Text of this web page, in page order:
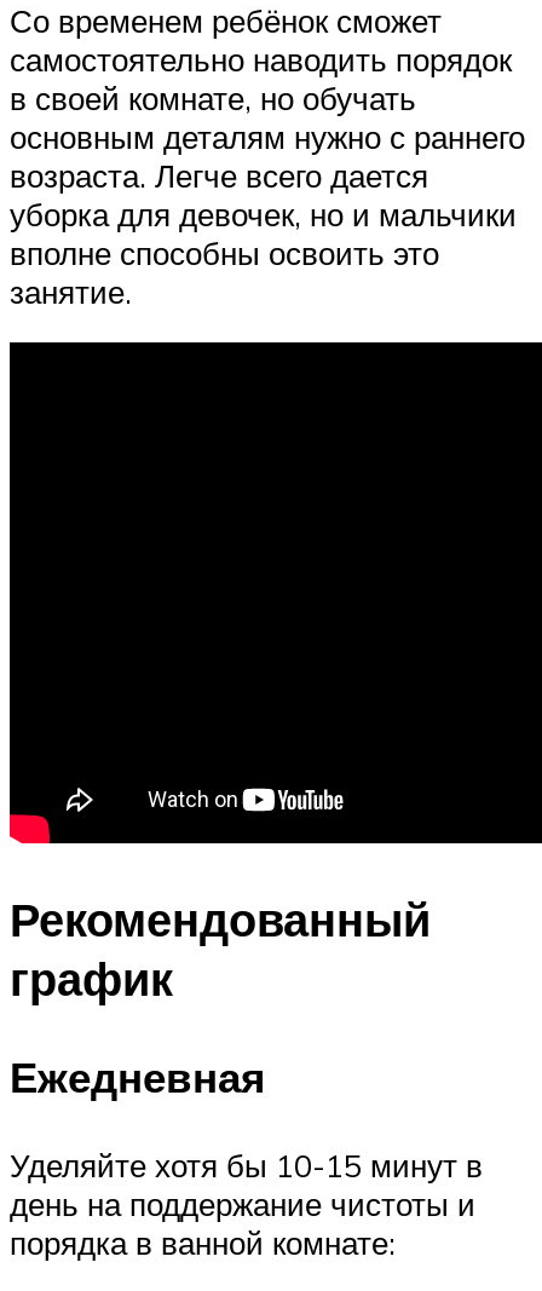
Со временем ребёнок сможет
самостоятельно наводить порядок
в своей комнате, но обучать
основным деталям нужно с раннего
возраста. Легче всего дается
уборка для девочек, но и мальчики
вполне способны освоить это
занятие.
Рекомендованный
график
Ежедневная
Уделяйте хотя бы 10-15 минут в
день на поддержание чистоты и
порядка в ванной комнате: